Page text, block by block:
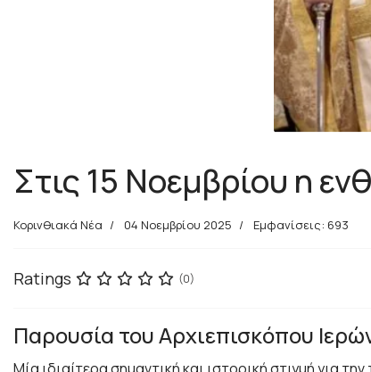
Στις 15 Νοεμβρίου η
Κορινθιακά Νέα 04 Νοεμβρίου 2025 Εμφανίσεις: 693
Ratings (0)
Παρουσία του Αρχιεπισκόπου